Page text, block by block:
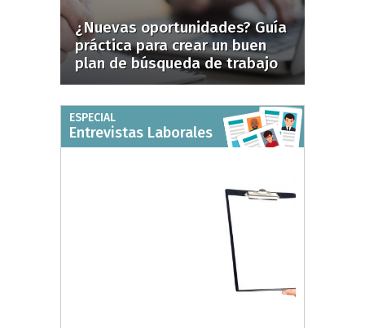
¿Nuevas oportunidades? Guía
práctica para crear un buen
plan de búsqueda de trabajo
ESPECIAL
Entrevistas Laborales